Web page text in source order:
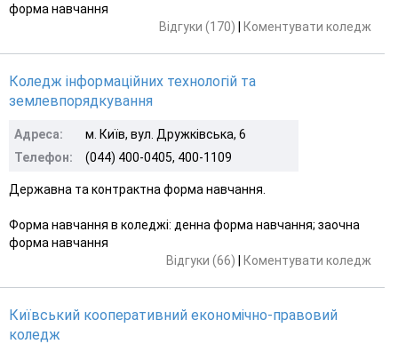
форма навчання
Відгуки (170)
Коментувати коледж
Коледж інформаційних технологій та
землевпорядкування
Адреса:
м. Київ, вул. Дружківська, 6
Телефон:
(044) 400-0405, 400-1109
Державна та контрактна форма навчання.
Форма навчання в коледжі: денна форма навчання; заочна
форма навчання
Відгуки (66)
Коментувати коледж
Київський кооперативний економічно-правовий
коледж